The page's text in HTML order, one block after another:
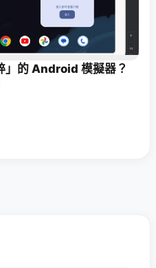
」的 Android 模擬器？